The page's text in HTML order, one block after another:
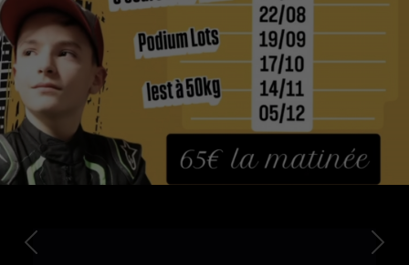
Previous Next